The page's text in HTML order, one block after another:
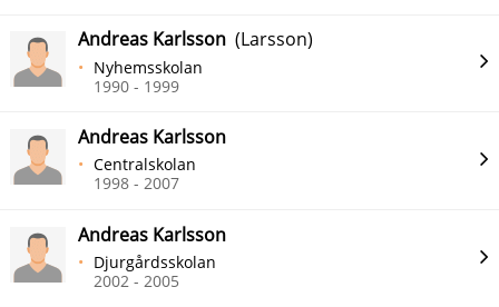
Andreas Karlsson (Larsson)
Nyhemsskolan
1990 - 1999
Andreas Karlsson
Centralskolan
1998 - 2007
Andreas Karlsson
Djurgårdsskolan
2002 - 2005